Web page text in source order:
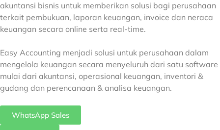
akuntansi bisnis untuk memberikan solusi bagi perusahaan
terkait pembukuan, laporan keuangan, invoice dan neraca
keuangan secara online serta real-time.
Easy Accounting menjadi solusi untuk perusahaan dalam
mengelola keuangan secara menyeluruh dari satu software
mulai dari akuntansi, operasional keuangan, inventori &
gudang dan perencanaan & analisa keuangan.
WhatsApp Sales